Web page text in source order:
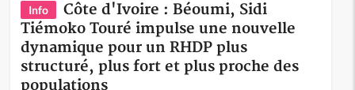
Info
Côte d'Ivoire : Béoumi, Sidi
Tiémoko Touré impulse une nouvelle
dynamique pour un RHDP plus
structuré, plus fort et plus proche des
populations